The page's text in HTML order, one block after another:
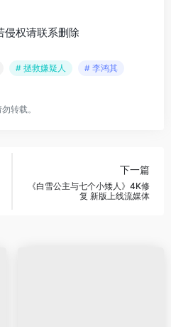
侵权请联系删除
# 拯救嫌疑人 # 李鸿其
转载。
下一篇
《白雪公主与七个小矮人》4K修
复 新版上线流媒体